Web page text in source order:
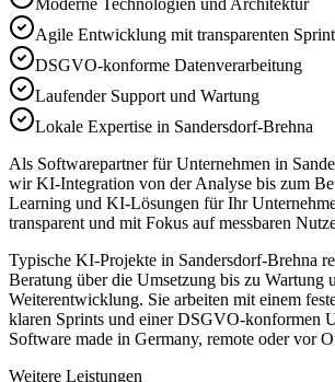
Moderne Technologien und Architektur
Agile Entwicklung mit transparenten
DSGVO-konforme Datenverarbeitung
Laufender Support und Wartung
Lokale Expertise in Sandersdorf-Brehna
Als Softwarepartner für Unternehmen in
wir KI-Integration von der Analyse bis zum
Learning und KI-Lösungen für Ihr
transparent und mit Fokus auf messbaren
Typische KI-Projekte in Sandersdorf-Brehna
Beratung über die Umsetzung bis zu Wartung
Weiterentwicklung. Sie arbeiten mit einem
klaren Sprints und einer DSGVO-konformen
Software made in Germany, remote oder vor
Weitere Leistungen